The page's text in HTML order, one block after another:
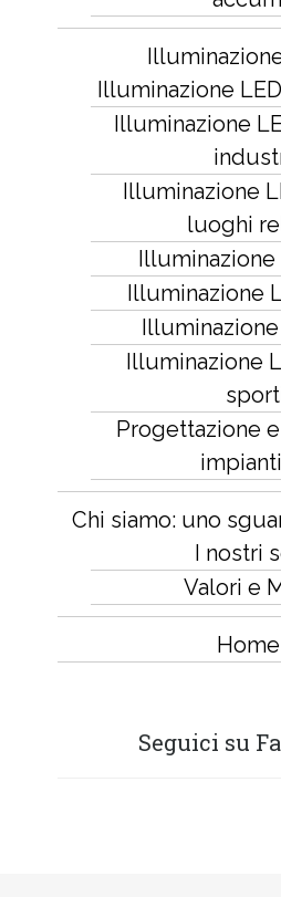
Illuminazione
Illuminazione
Illuminazione
luoghi
Illuminazione
Illuminazione
Illuminazione
Progettazione
Chi siamo: uno
I nostri
Valori e
Home
Seguici su